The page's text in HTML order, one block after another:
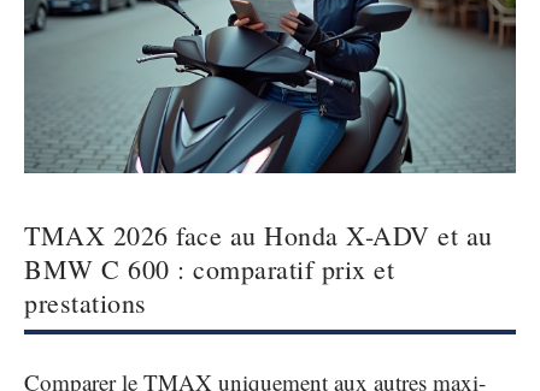
TMAX 2026 face au Honda X-ADV et au
BMW C 600 : comparatif prix et
prestations
Comparer le TMAX uniquement aux autres maxi-